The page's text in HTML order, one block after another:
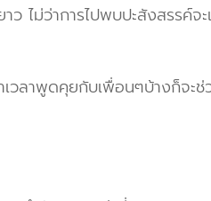
ไม่ว่าการไปพบปะสังสรรค์
วลาพูดคุยกับเพื่อนๆบ้างก็จะ